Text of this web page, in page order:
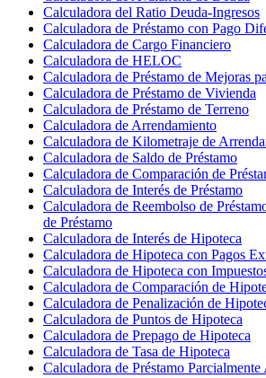
Calculadora del Ratio Deuda-Ingresos
Calculadora de Préstamo con Pago
Calculadora de Cargo Financiero
Calculadora de HELOC
Calculadora de Préstamo de Mejoras
Calculadora de Préstamo de Vivienda
Calculadora de Préstamo de Terreno
Calculadora de Arrendamiento
Calculadora de Kilometraje de
Calculadora de Saldo de Préstamo
Calculadora de Comparación de
Calculadora de Interés de Préstamo
Calculadora de Reembolso de
de Préstamo
Calculadora de Interés de Hipoteca
Calculadora de Hipoteca con Pagos
Calculadora de Hipoteca con
Calculadora de Comparación de
Calculadora de Penalización de
Calculadora de Puntos de Hipoteca
Calculadora de Prepago de Hipoteca
Calculadora de Tasa de Hipoteca
Calculadora de Préstamo